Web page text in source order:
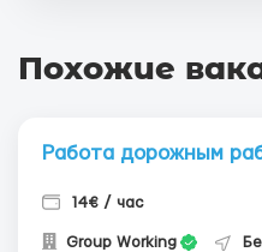
Похожие
Работа дорожным
14€ / час
Group Working